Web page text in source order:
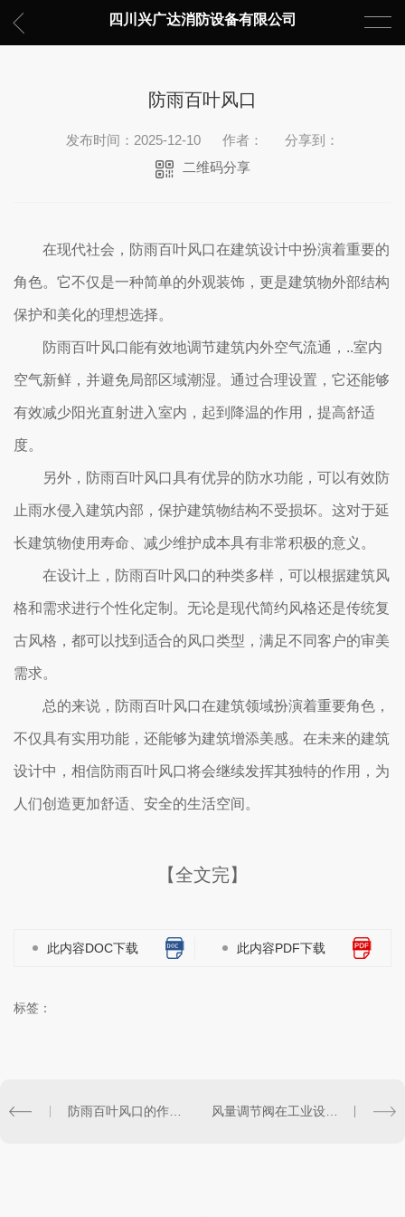
四川兴广达消防设备有限公司
防雨百叶风口
发布时间：2025-12-10 作者：
分享到：
二维码分享
在现代社会，防雨百叶风口在建筑设计中扮演着重要的
角色。它不仅是一种简单的外观装饰，更是建筑物外部结构
保护和美化的理想选择。
防雨百叶风口能有效地调节建筑内外空气流通，..室内
空气新鲜，并避免局部区域潮湿。通过合理设置，它还能够
有效减少阳光直射进入室内，起到降温的作用，提高舒适
度。
另外，防雨百叶风口具有优异的防水功能，可以有效防
止雨水侵入建筑内部，保护建筑物结构不受损坏。这对于延
长建筑物使用寿命、减少维护成本具有非常积极的意义。
在设计上，防雨百叶风口的种类多样，可以根据建筑风
格和需求进行个性化定制。无论是现代简约风格还是传统复
古风格，都可以找到适合的风口类型，满足不同客户的审美
需求。
总的来说，防雨百叶风口在建筑领域扮演着重要角色，
不仅具有实用功能，还能够为建筑增添美感。在未来的建筑
设计中，相信防雨百叶风口将会继续发挥其独特的作用，为
人们创造更加舒适、安全的生活空间。
【全文完】
此内容DOC下载 此内容PDF下载
标签：